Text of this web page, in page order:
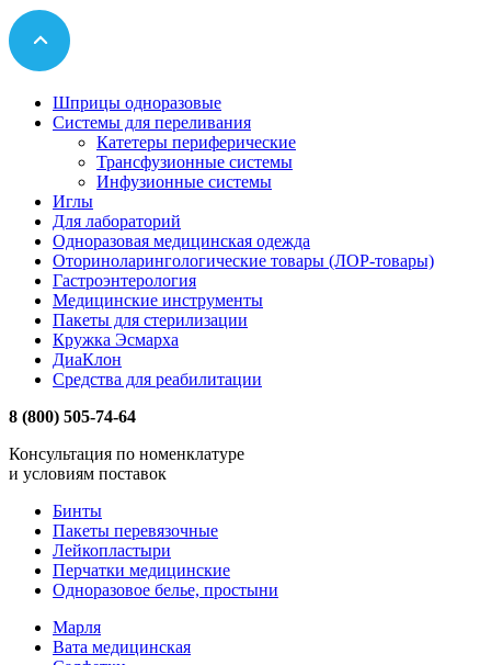
Шприцы одноразовые
Системы для переливания
Катетеры периферические
Трансфузионные системы
Инфузионные системы
Иглы
Для лабораторий
Одноразовая медицинская одежда
Оториноларингологические товары (ЛОР-товары)
Гастроэнтерология
Медицинские инструменты
Пакеты для стерилизации
Кружка Эсмарха
ДиаКлон
Средства для реабилитации
8 (800) 505-74-64
Консультация по номенклатуре
и условиям поставок
Бинты
Пакеты перевязочные
Лейкопластыри
Перчатки медицинские
Одноразовое белье, простыни
Марля
Вата медицинская